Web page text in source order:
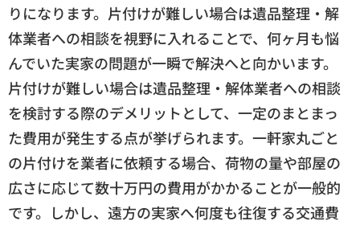
りになります。片付けが難しい場合は遺品整理・解
体業者への相談を視野に入れることで、何ヶ月も悩
んでいた実家の問題が一瞬で解決へと向かいます。
片付けが難しい場合は遺品整理・解体業者への相談
を検討する際のデメリットとして、一定のまとまっ
た費用が発生する点が挙げられます。一軒家丸ごと
の片付けを業者に依頼する場合、荷物の量や部屋の
広さに応じて数十万円の費用がかかることが一般的
です。しかし、遠方の実家へ何度も往復する交通費